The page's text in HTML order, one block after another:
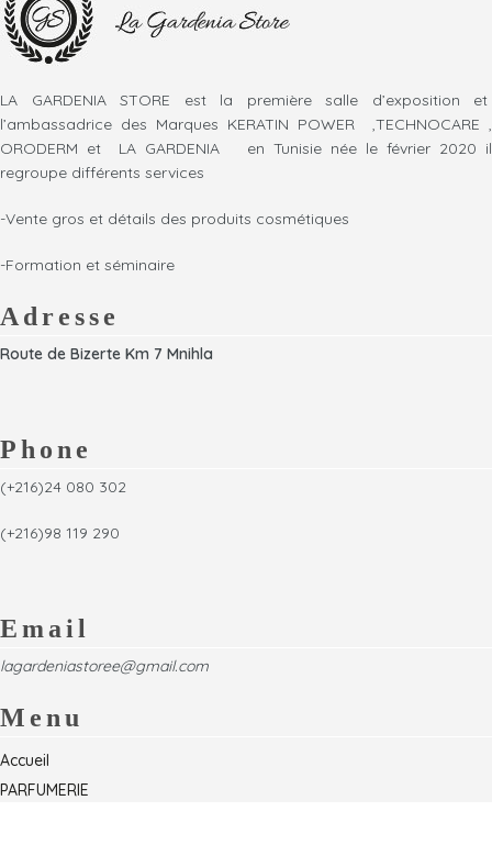
LA GARDENIA STORE est la première salle d’exposition et
l’ambassadrice des Marques KERATIN POWER ,TECHNOCARE ,
ORODERM et LA GARDENIA en Tunisie née le février 2020 il
regroupe différents services
-Vente gros et détails des produits cosmétiques
-Formation et séminaire
Adresse
Route de Bizerte Km 7 Mnihla
Phone
(+216)24 080 302
(+216)98 119 290
Email
lagardeniastoree@gmail.com
Menu
Accueil
PARFUMERIE